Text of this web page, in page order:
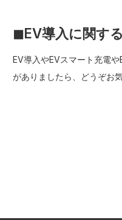
◼︎EV導入に関す
EV導入やEVスマート充電
がありましたら、どうぞお